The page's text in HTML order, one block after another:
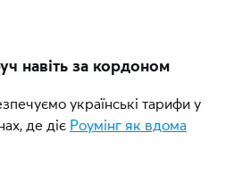
навіть за кордоном
українські тарифи у
де діє Роумінг як вдома